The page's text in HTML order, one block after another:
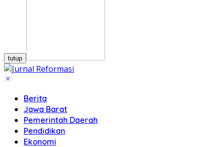
tutup
Berita
Jawa Barat
Pemerintah Daerah
Pendidikan
Ekonomi